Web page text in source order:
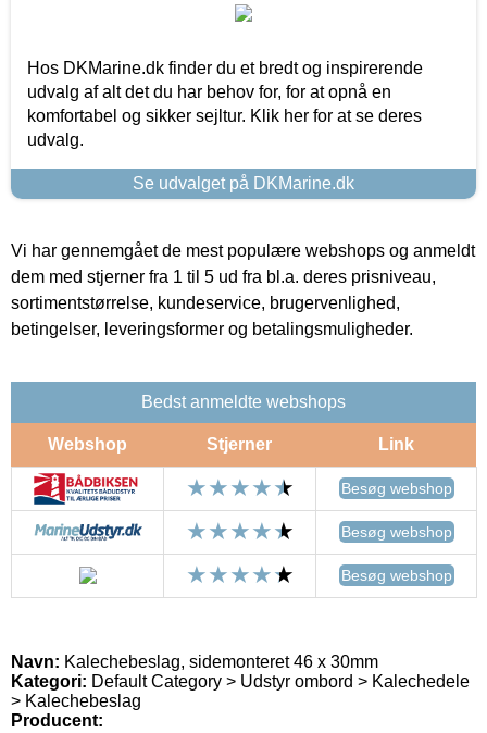
Hos DKMarine.dk finder du et bredt og inspirerende
udvalg af alt det du har behov for, for at opnå en
komfortabel og sikker sejltur. Klik her for at se deres
udvalg.
Se udvalget på DKMarine.dk
Vi har gennemgået de mest populære webshops og anmeldt
dem med stjerner fra 1 til 5 ud fra bl.a. deres prisniveau,
sortimentstørrelse, kundeservice, brugervenlighed,
betingelser, leveringsformer og betalingsmuligheder.
Bedst anmeldte webshops
Webshop Stjerner Link
Besøg webshop
Besøg webshop
Besøg webshop
Navn: Kalechebeslag, sidemonteret 46 x 30mm
Kategori: Default Category > Udstyr ombord > Kalechedele
> Kalechebeslag
Producent: